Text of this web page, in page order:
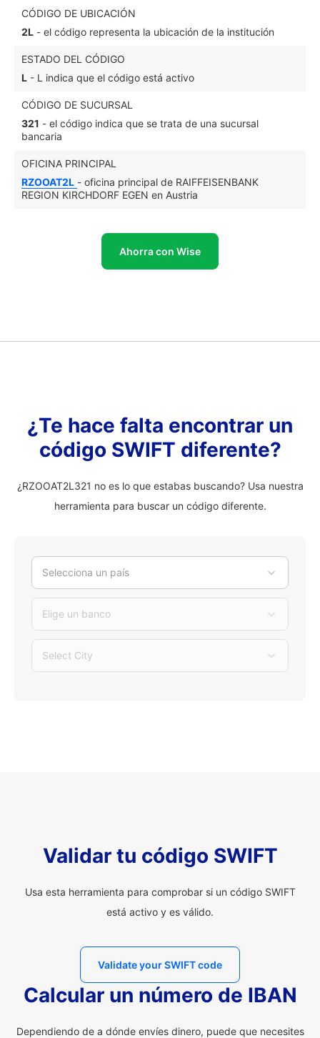
CÓDIGO DE UBICACIÓN
2L - el código representa la ubicación de la institución
ESTADO DEL CÓDIGO
L - L indica que el código está activo
CÓDIGO DE SUCURSAL
321 - el código indica que se trata de una sucursal
bancaria
OFICINA PRINCIPAL
RZOOAT2L - oficina principal de RAIFFEISENBANK
REGION KIRCHDORF EGEN en Austria
Ahorra con Wise
¿Te hace falta encontrar un
código SWIFT diferente?
¿RZOOAT2L321 no es lo que estabas buscando? Usa nuestra
herramienta para buscar un código diferente.
Selecciona un país
Elige un banco
Select City
Validar tu código SWIFT
Usa esta herramienta para comprobar si un código SWIFT
está activo y es válido.
Validate your SWIFT code
Calcular un número de IBAN
Dependiendo de a dónde envíes dinero, puede que necesites